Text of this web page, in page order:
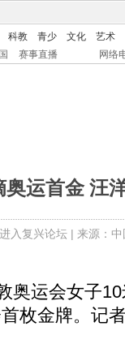
科教 青少 文化
艺术
赛事直播 网络
运首金 汪
进入复兴论坛| 来源：
运会女子10
枚金牌。记